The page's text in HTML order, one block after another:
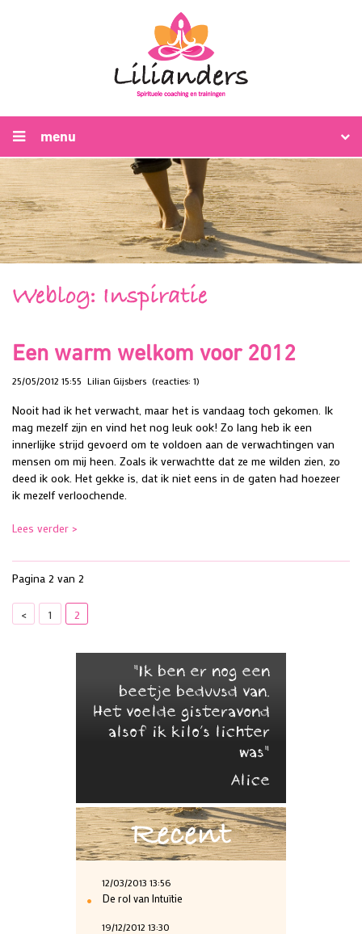
menu
Weblog: Inspiratie
Een warm welkom voor 2012
25/05/2012 15:55 Lilian Gijsbers (reacties: 1)
Nooit had ik het verwacht, maar het is vandaag toch gekomen. Ik
mag mezelf zijn en vind het nog leuk ook! Zo lang heb ik een
innerlijke strijd gevoerd om te voldoen aan de verwachtingen van
mensen om mij heen. Zoals ik verwachtte dat ze me wilden zien, zo
deed ik ook. Het gekke is, dat ik niet eens in de gaten had hoezeer
ik mezelf verloochende.
Lees verder >
Pagina 2 van 2
< 1 2
"Ik ben er nog een
beetje beduusd van.
Het voelde gisteravond
alsof ik kilo’s lichter
was"
Alice
Recent
12/03/2013 13:56
• De rol van Intuïtie
19/12/2012 13:30